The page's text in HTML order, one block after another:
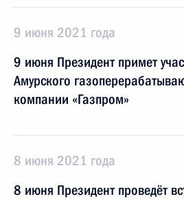
9 июня 2021 года
9 июня Президент примет
Амурского
компании «Газпром»
8 июня 2021 года
8 июня Президент проведёт